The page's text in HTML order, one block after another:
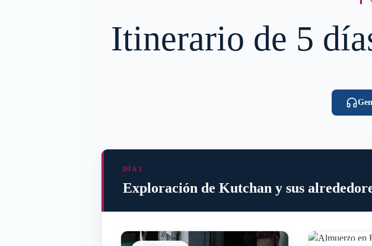
Itinerario de 5
DÍA 1
Exploración de Kutchan y sus